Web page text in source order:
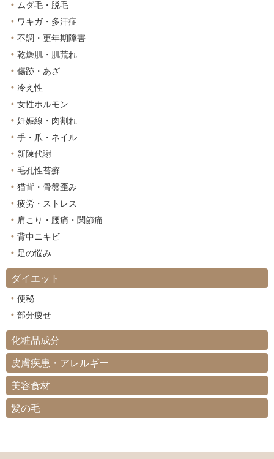
ムダ毛・脱毛
ワキガ・多汗症
不調・更年期障害
乾燥肌・肌荒れ
傷跡・あざ
冷え性
女性ホルモン
妊娠線・肉割れ
手・爪・ネイル
新陳代謝
毛孔性苔癬
猫背・骨盤歪み
疲労・ストレス
肩こり・腰痛・関節痛
背中ニキビ
足の悩み
ダイエット
便秘
部分痩せ
化粧品成分
皮膚疾患・アレルギー
美容食材
髪の毛